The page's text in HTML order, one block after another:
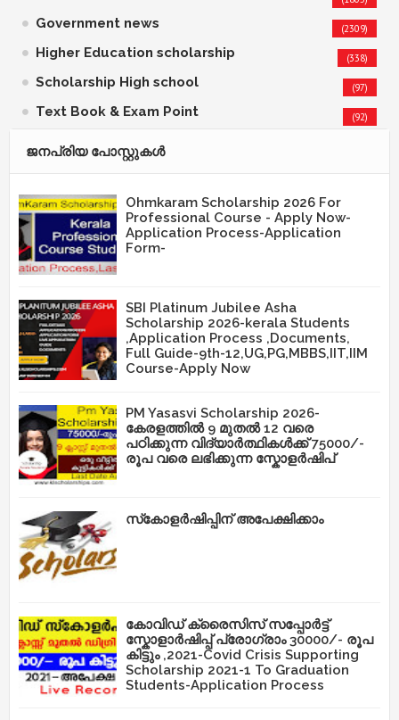
Government news (2309)
Higher Education scholarship (338)
Scholarship High school (97)
Text Book & Exam Point (92)
ജനപ്രിയ പോസ്റ്റുകള്‍‌
Ohmkaram Scholarship 2026 For
Professional Course - Apply Now-
Application Process-Application
Form-
SBI Platinum Jubilee Asha
Scholarship 2026-kerala Students
,Application Process ,Documents,
Full Guide-9th-12,UG,PG,MBBS,IIT,IIM
Course-Apply Now
PM Yasasvi Scholarship 2026-
കേരളത്തിൽ 9 മുതൽ 12 വരെ
പഠിക്കുന്ന വിദ്യാർത്ഥികൾക്ക് 75000/-
രൂപ വരെ ലഭിക്കുന്ന സ്കോളർഷിപ്
സ്‌കോളർഷിപ്പിന് അപേക്ഷിക്കാം
കോവിഡ് ക്രൈസിസ് സപ്പോർട്ട്
സ്കോളാർഷിപ്പ് പ്രോഗ്രാം 30000/- രൂപ
കിട്ടും ,2021-Covid Crisis Supporting
Scholarship 2021-1 To Graduation
Students-Application Process